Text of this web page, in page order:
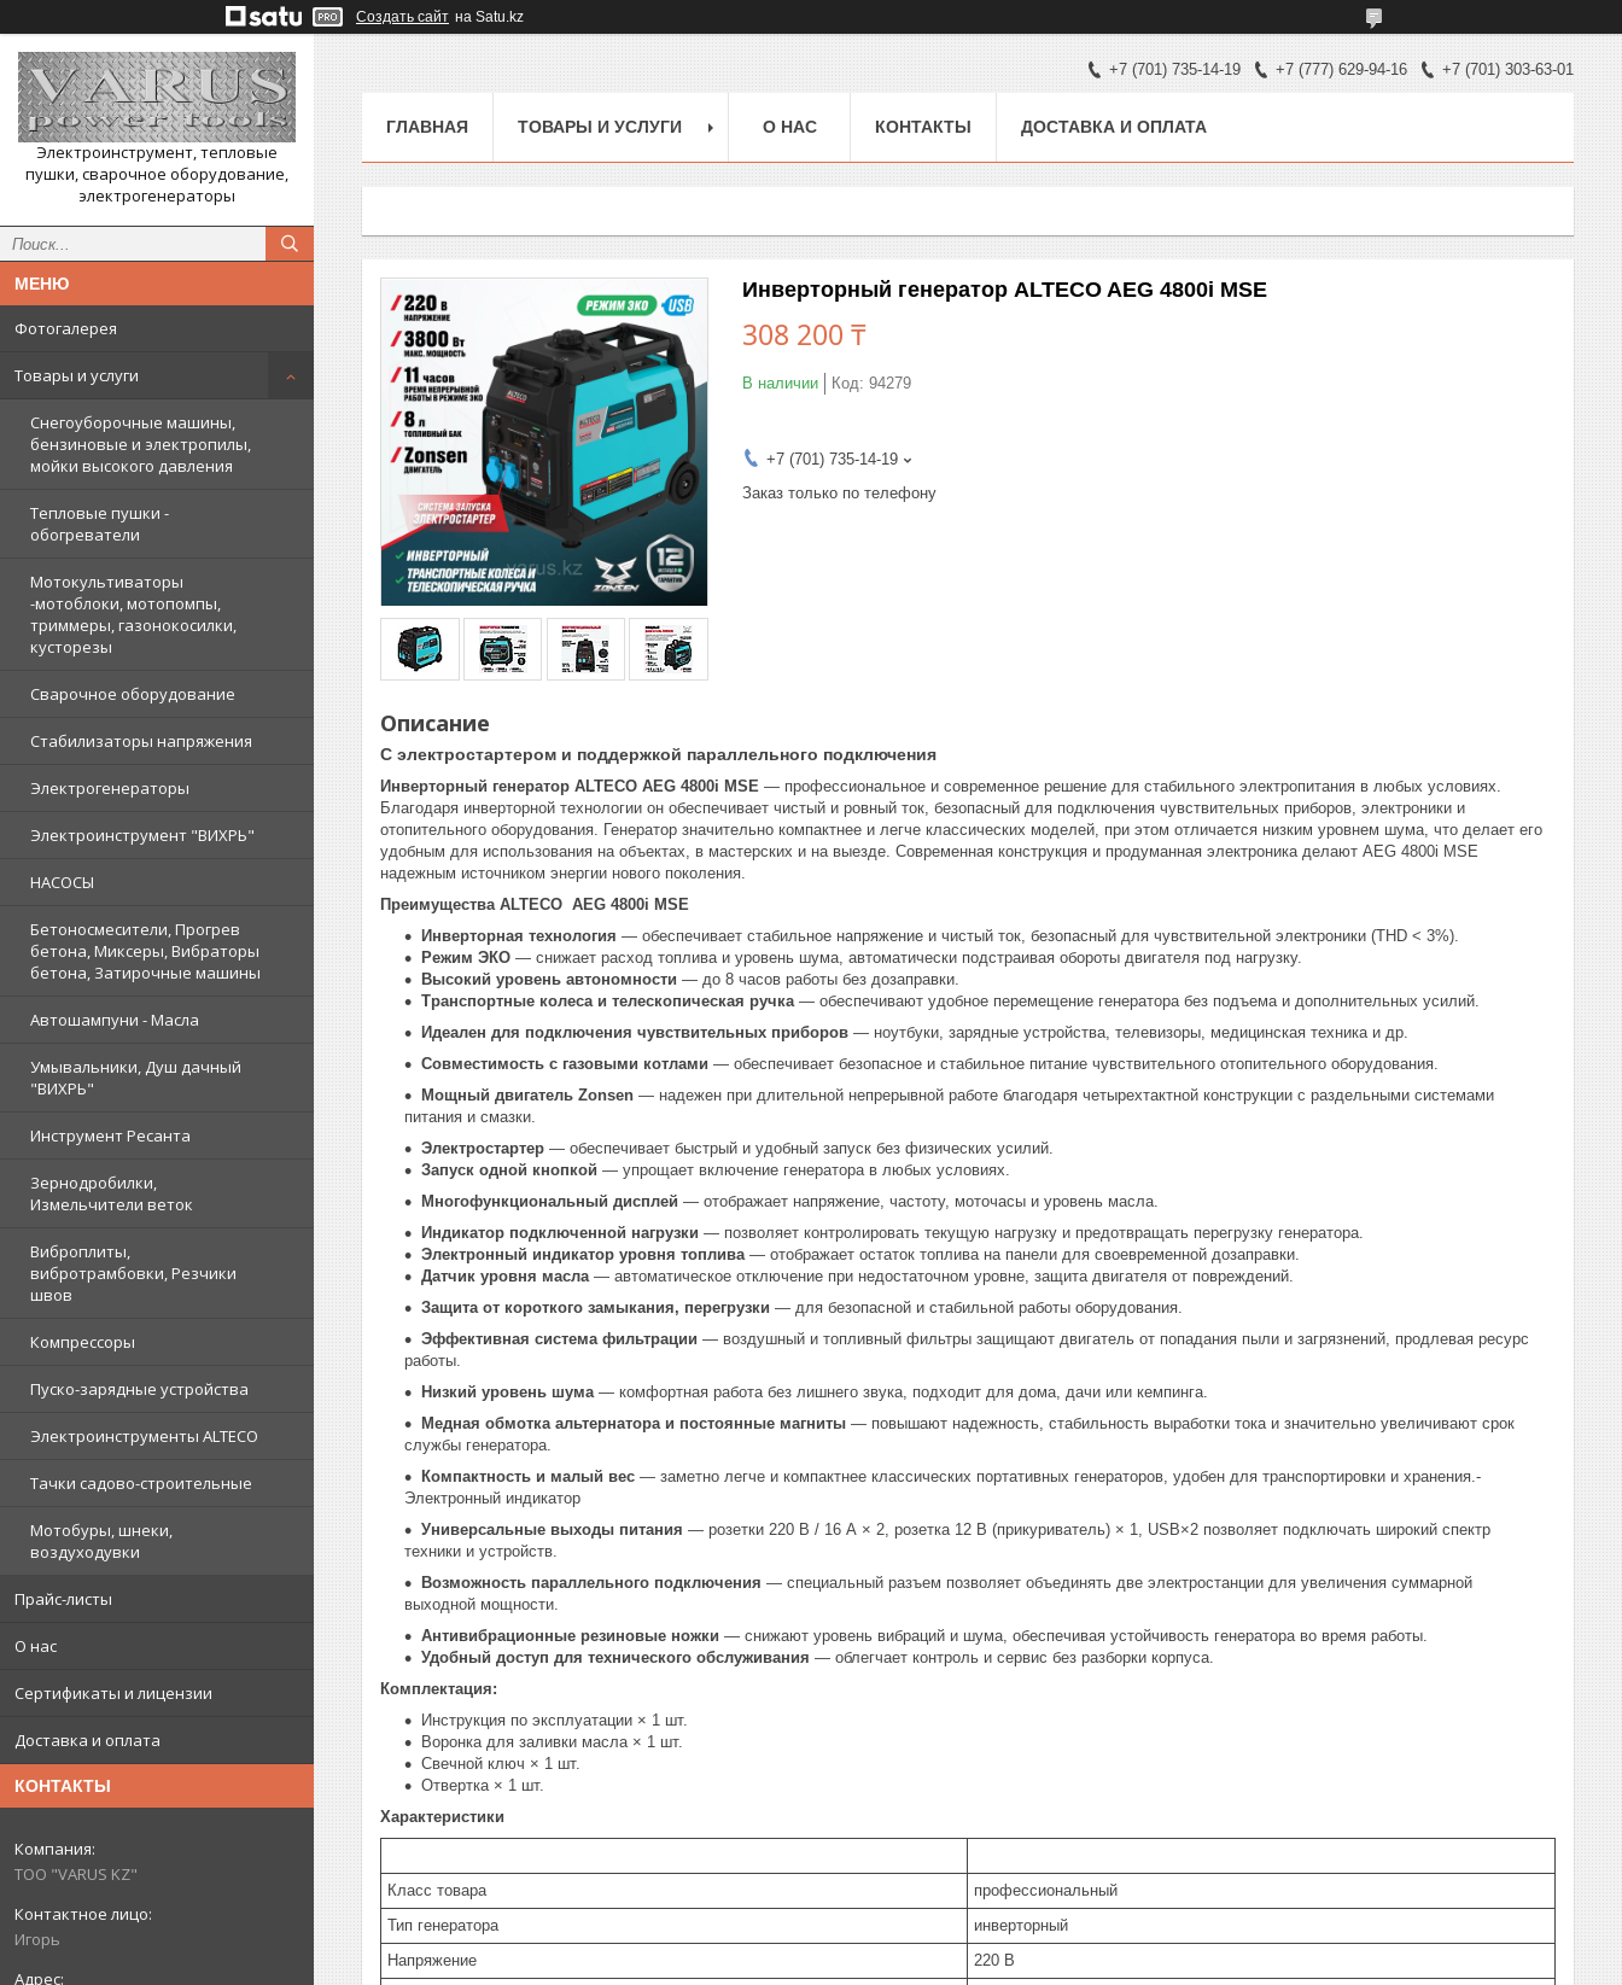
Создать сайт на Satu.kz
Электроинструмент, тепловые
пушки, сварочное оборудование,
электрогенераторы
Фотогалерея
Товары и услуги
Снегоуборочные машины,
бензиновые и электропилы,
мойки высокого давления
Тепловые пушки -
обогреватели
Мотокультиваторы
-мотоблоки, мотопомпы,
триммеры, газонокосилки,
кусторезы
Сварочное оборудование
Стабилизаторы напряжения
Электрогенераторы
Электроинструмент "ВИХРЬ"
НАСОСЫ
Бетоносмесители, Прогрев
бетона, Миксеры, Вибраторы
бетона, Затирочные машины
Автошампуни - Масла
Умывальники, Душ дачный
"ВИХРЬ"
Инструмент Ресанта
Зернодробилки,
Измельчители веток
Виброплиты,
вибротрамбовки, Резчики
швов
Компрессоры
Пуско-зарядные устройства
Электроинструменты ALTECO
Тачки садово-строительные
Мотобуры, шнеки,
воздуходувки
Прайс-листы
О нас
Сертификаты и лицензии
Доставка и оплата
КОНТАКТЫ
ТОО "VARUS KZ"
Игорь
+7 (701) 735-14-19 +7 (777) 629-94-16 +7 (701) 303-63-01
ГЛАВНАЯ ТОВАРЫ И УСЛУГИ О НАС КОНТАКТЫ ДОСТАВКА И ОПЛАТА
Инверторный генератор ALTECO AEG 4800i MSE
308 200 ₸
В наличии Код: 94279
+7 (701) 735-14-19
Заказ только по телефону
Описание
С электростартером и поддержкой параллельного подключения
Инверторный генератор ALTECO AEG 4800i MSE — профессиональное и современное решение для стабильного электропитания в любых условиях.
Благодаря инверторной технологии он обеспечивает чистый и ровный ток, безопасный для подключения чувствительных приборов, электроники и
отопительного оборудования. Генератор значительно компактнее и легче классических моделей, при этом отличается низким уровнем шума, что делает его
удобным для использования на объектах, в мастерских и на выезде. Современная конструкция и продуманная электроника делают AEG 4800i MSE
надежным источником энергии нового поколения.
Преимущества ALTECO AEG 4800i MSE
Инверторная технология — обеспечивает стабильное напряжение и чистый ток, безопасный для чувствительной электроники (THD < 3%).
Режим ЭКО — снижает расход топлива и уровень шума, автоматически подстраивая обороты двигателя под нагрузку.
Высокий уровень автономности — до 8 часов работы без дозаправки.
Транспортные колеса и телескопическая ручка— обеспечивают удобное перемещение генератора без подъема и дополнительных усилий.
Идеален для подключения чувствительных приборов — ноутбуки, зарядные устройства, телевизоры, медицинская техника и др.
Совместимость с газовыми котлами — обеспечивает безопасное и стабильное питание чувствительного отопительного оборудования.
Мощный двигатель Zonsen — надежен при длительной непрерывной работе благодаря четырехтактной конструкции с раздельными системами
питания и смазки.
Электростартер — обеспечивает быстрый и удобный запуск без физических усилий.
Запуск одной кнопкой — упрощает включение генератора в любых условиях.
Многофункциональный дисплей — отображает напряжение, частоту, моточасы и уровень масла.
Индикатор подключенной нагрузки — позволяет контролировать текущую нагрузку и предотвращать перегрузку генератора.
Электронный индикатор уровня топлива — отображает остаток топлива на панели для своевременной дозаправки.
Датчик уровня масла— автоматическое отключение при недостаточном уровне, защита двигателя от повреждений.
Защита от короткого замыкания, перегрузки — для безопасной и стабильной работы оборудования.
Эффективная система фильтрации — воздушный и топливный фильтры защищают двигатель от попадания пыли и загрязнений, продлевая ресурс
работы.
Низкий уровень шума— комфортная работа без лишнего звука, подходит для дома, дачи или кемпинга.
Медная обмотка альтернатора и постоянные магниты — повышают надежность, стабильность выработки тока и значительно увеличивают срок
службы генератора.
Компактность и малый вес — заметно легче и компактнее классических портативных генераторов, удобен для транспортировки и хранения.-
Электронный индикатор
Универсальные выходы питания — розетки 220 В / 16 А × 2, розетка 12 В (прикуриватель) × 1, USB×2 позволяет подключать широкий спектр
техники и устройств.
Возможность параллельного подключения — специальный разъем позволяет объединять две электростанции для увеличения суммарной
выходной мощности.
Антивибрационные резиновые ножки — снижают уровень вибраций и шума, обеспечивая устойчивость генератора во время работы.
Удобный доступ для технического обслуживания — облегчает контроль и сервис без разборки корпуса.
Комплектация:
Инструкция по эксплуатации × 1 шт.
Воронка для заливки масла × 1 шт.
Свечной ключ × 1 шт.
Отвертка × 1 шт.
Характеристики
Класс товара
профессиональный
Тип генератора
инверторный
Напряжение
220 В